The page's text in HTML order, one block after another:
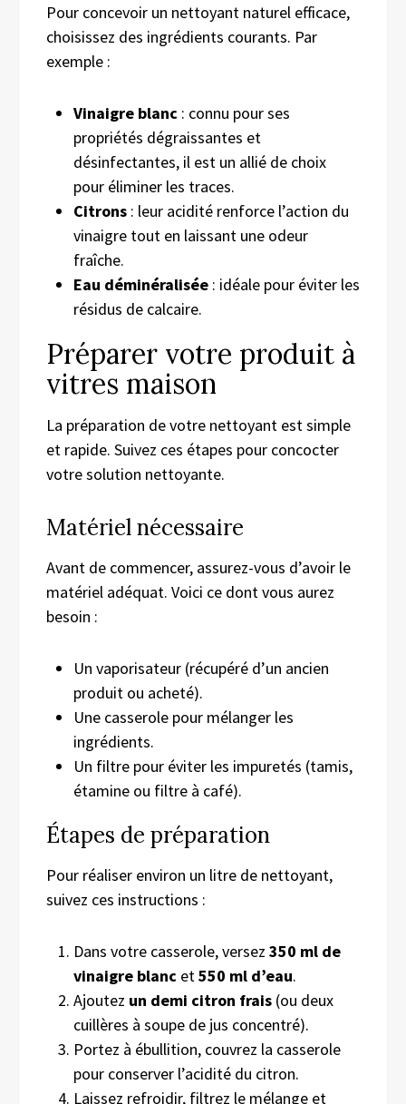
Pour concevoir un nettoyant naturel efficace,
choisissez des ingrédients courants. Par
exemple :
Vinaigre blanc : connu pour ses
propriétés dégraissantes et
désinfectantes, il est un allié de choix
pour éliminer les traces.
Citrons : leur acidité renforce l’action du
vinaigre tout en laissant une odeur
fraîche.
Eau déminéralisée : idéale pour éviter les
résidus de calcaire.
Préparer votre produit à
vitres maison
La préparation de votre nettoyant est simple
et rapide. Suivez ces étapes pour concocter
votre solution nettoyante.
Matériel nécessaire
Avant de commencer, assurez-vous d’avoir le
matériel adéquat. Voici ce dont vous aurez
besoin :
Un vaporisateur (récupéré d’un ancien
produit ou acheté).
Une casserole pour mélanger les
ingrédients.
Un filtre pour éviter les impuretés (tamis,
étamine ou filtre à café).
Étapes de préparation
Pour réaliser environ un litre de nettoyant,
suivez ces instructions :
Dans votre casserole, versez 350 ml de
vinaigre blanc et550 ml d’eau.
Ajoutez un demi citron frais (ou deux
cuillères à soupe de jus concentré).
Portez à ébullition, couvrez la casserole
pour conserver l’acidité du citron.
Laissez refroidir, filtrez le mélange et